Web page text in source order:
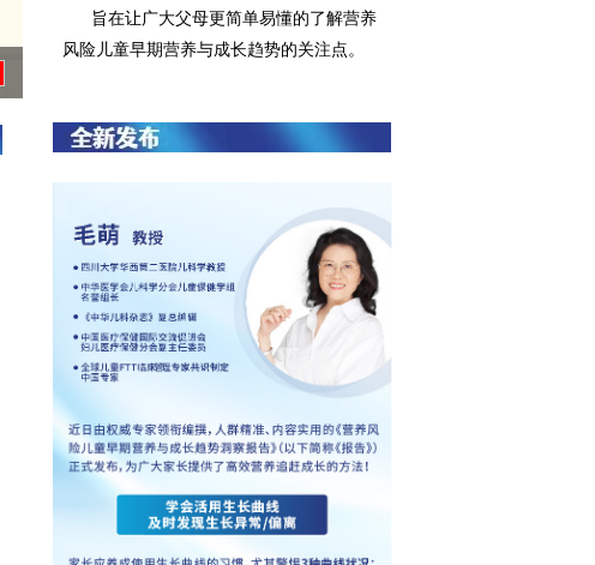
旨在让广大父母更简单易懂的了解营养
风险儿童早期营养与成长趋势的关注点。